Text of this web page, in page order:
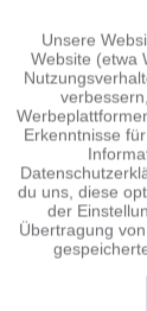
Folgende
ÄHNLICHE
Diese Artikel
Persönliche
Funktionale
Tracking
Service
Unsere
Website (etwa
Erkenntnisse
du uns, diese
der
Übertragung